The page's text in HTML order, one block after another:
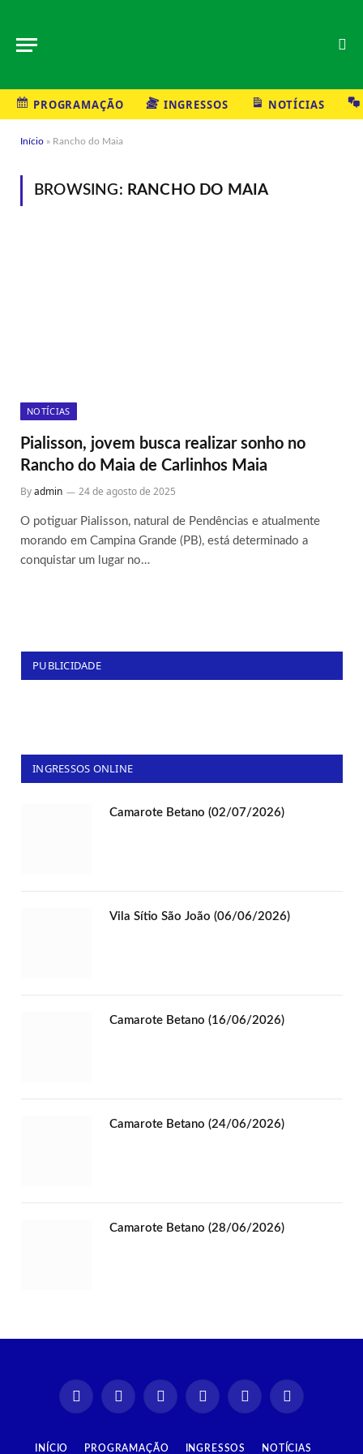
PROGRAMAÇÃO INGRESSOS NOTÍCIAS
Início » Rancho do Maia
BROWSING: RANCHO DO MAIA
NOTÍCIAS
Pialisson, jovem busca realizar sonho no
Rancho do Maia de Carlinhos Maia
Byadmin 24 de agosto de 2025
O potiguar Pialisson, natural de Pendências e atualmente
morando em Campina Grande (PB), está determinado a
conquistar um lugar no…
PUBLICIDADE
INGRESSOS ONLINE
Camarote Betano (02/07/2026)
Vila Sítio São João (06/06/2026)
Camarote Betano (16/06/2026)
Camarote Betano (24/06/2026)
Camarote Betano (28/06/2026)
InstagramFacebookTikTok
X
YouTube Spotify
INÍCIO PROGRAMAÇÃO INGRESSOS NOTÍCIAS